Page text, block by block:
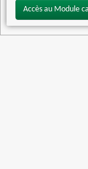
Accès au Module